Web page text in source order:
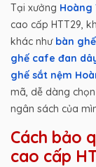
Tại xưởng Hoàng
cao cấp HTT29,
khác như bàn
ghế cafe đan
ghế sắt nệm
mã, dễ dàng
ngân sách của
Cách bảo
cao cấp